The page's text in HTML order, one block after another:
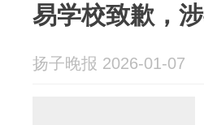
易学校致歉，
扬子晚报 2026-01-07